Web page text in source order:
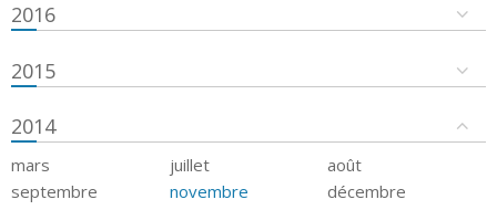
2016
2015
2014
mars juillet
août
septembre
novembre décembre